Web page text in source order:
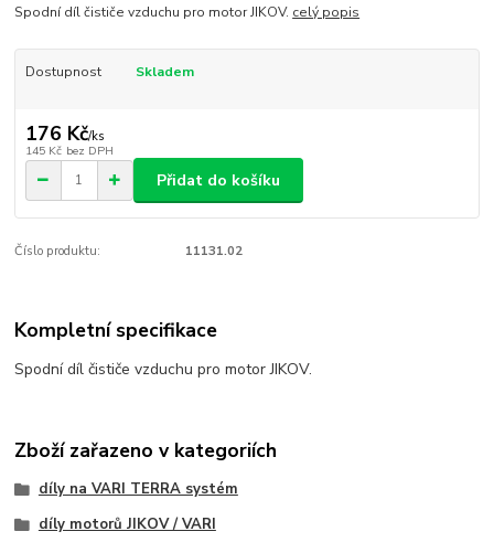
Spodní díl čističe vzduchu pro motor JIKOV. celý popis
Dostupnost Skladem
176 Kč/ks
145 Kč bez DPH
Přidat do košíku
Číslo produktu: 11131.02
Kompletní specifikace
Spodní díl čističe vzduchu pro motor JIKOV.
Zboží zařazeno v kategoriích
díly na VARI TERRA systém
díly motorů JIKOV / VARI